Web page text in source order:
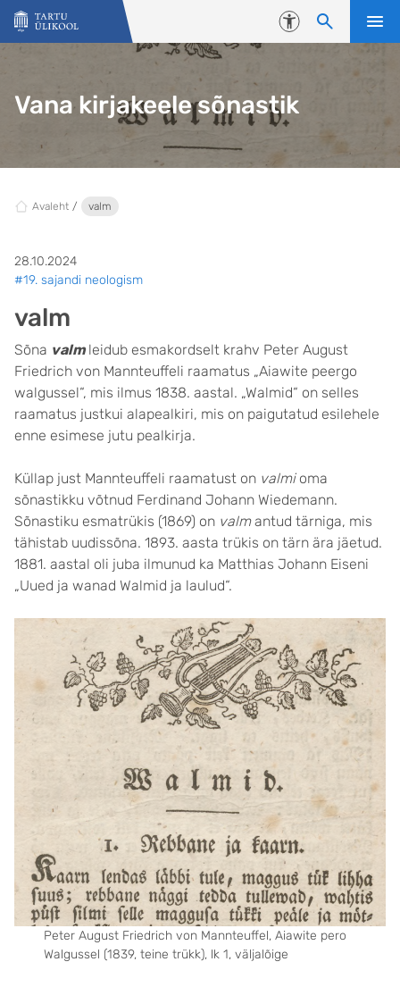
Liigu edasi põhisisu juurde
Juurdepääsetavus
Vana kirjakeele sõnastik
Avaleht valm
28.10.2024
#19. sajandi neologism
valm
Sõna valmleidub esmakordselt krahv Peter August
Friedrich von Mannteuffeli raamatus „Aiawite peergo
walgussel“, mis ilmus 1838. aastal. „Walmid“ on selles
raamatus justkui alapealkiri, mis on paigutatud esilehele
enne esimese jutu pealkirja.
Küllap just Mannteuffeli raamatust on valmi oma
sõnastikku võtnud Ferdinand Johann Wiedemann.
Sõnastiku esmatrükis (1869) on valmantud tärniga, mis
tähistab uudissõna. 1893. aasta trükis on tärn ära jäetud.
1881. aastal oli juba ilmunud ka Matthias Johann Eiseni
„Uued ja wanad Walmid ja laulud“.
Peter August Friedrich von Mannteuffel, Aiawite pero
Walgussel (1839, teine trükk), lk 1, väljalõige